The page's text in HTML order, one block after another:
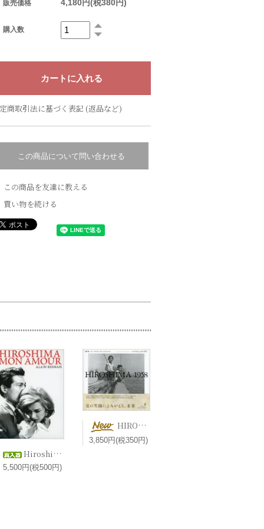
販売価格 4,180円(税380円)
購入数
商取引法に基づく表記 (返品など)
この商品について問い合わせる
この商品を友達に教える
買い物を続ける
Hiroshima, mon amour 二十四時間の情事 ヒロシマモナムール (1959) / Alain Resnais アラン・レネ 2DVD
5,500円(税500円)
HIROSHIMA 1958 港千尋＋マリー＝クリスティーヌ・ドゥ・ナヴァセル 編 エマニュエル・リヴァ 写真【新刊】
3,850円(税350円)